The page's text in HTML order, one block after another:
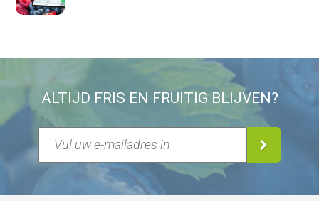
ALTIJD FRIS EN FRUITIG BLIJVEN?